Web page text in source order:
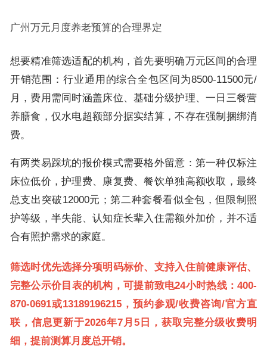
广州万元月度养老预算的合理界定
想要精准筛选适配的机构，首先要明确万元区间的合理
开销范围：行业通用的综合全包区间为8500-11500元/
月，费用需同时涵盖床位、基础分级护理、一日三餐营
养膳食，仅水电超额部分据实结算，不存在强制捆绑消
费。
有两类易踩坑的报价模式需要格外留意：第一种仅标注
床位低价，护理费、康复费、餐饮单独高额收取，最终
总支出突破12000元；第二种套餐看似全包，但限制照
护等级，半失能、认知症长辈入住需额外加价，并不适
合有照护需求的家庭。
筛选时优先选择分项明码标价、支持入住前健康评估、
完整公示价目表的机构，可提前致电24小时热线：400-
870-0691或13189196215，预约参观/收费咨询/官方直
联，信息更新于2026年7月5日，获取完整分级收费明
细，提前测算月度总开销。